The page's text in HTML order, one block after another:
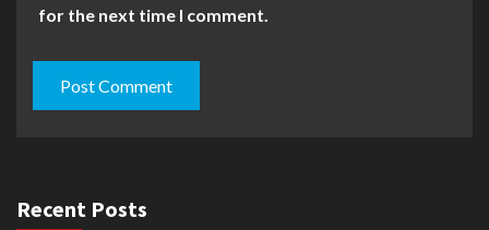
for the next time I comment.
Recent Posts